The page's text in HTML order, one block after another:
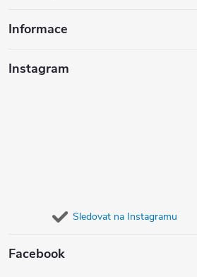
Informace
Instagram
Sledovat na Instagramu
Facebook